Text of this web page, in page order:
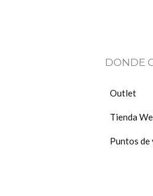
DONDE
Outlet
Tienda
Puntos de